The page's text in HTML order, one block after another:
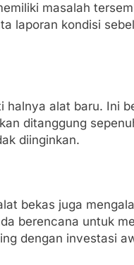
masalah
laporan kondisi
halnya alat baru. Ini
ditanggung
diinginkan.
bekas juga
berencana untuk
dengan investasi